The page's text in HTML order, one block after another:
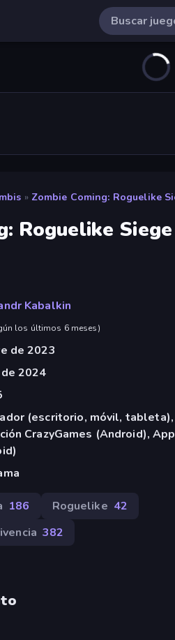
» Zombie Coming: Roguelike
Roguelike Siege
Kabalkin
los últimos 6 meses)
de 2023
2024
(escritorio, móvil, tableta),
CrazyGames (Android),
186 Roguelike 42
382